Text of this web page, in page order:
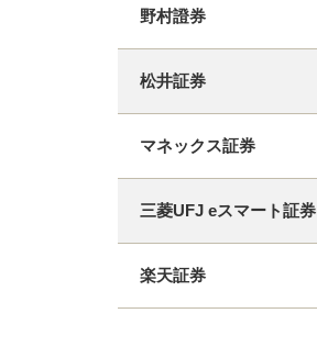
野村證券
松井証券
マネックス証券
三菱UFJ eスマート証券
楽天証券